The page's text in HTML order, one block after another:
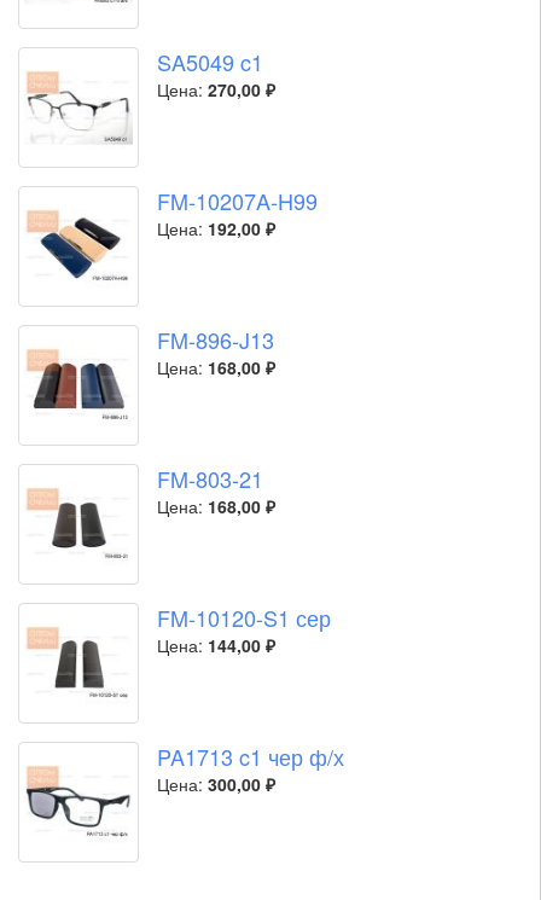
SA5049 c1
Цена: 270,00 ₽
FM-10207A-H99
Цена: 192,00 ₽
FM-896-J13
Цена: 168,00 ₽
FM-803-21
Цена: 168,00 ₽
FM-10120-S1 сер
Цена: 144,00 ₽
PA1713 c1 чер ф/х
Цена: 300,00 ₽